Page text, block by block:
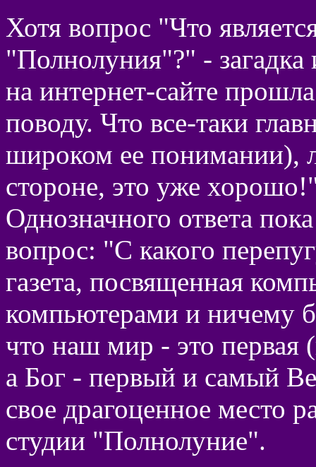
Хотя вопрос "Что
"Полнолуния"?" - загадка
на интернет-сайте
поводу. Что все-таки
широком ее понимании),
стороне, это уже
Однозначного ответа
вопрос: "С какого
газета, посвященная
компьютерами и ничему
что наш мир - это первая
а Бог - первый и самый
свое драгоценное место
студии "Полнолуние".